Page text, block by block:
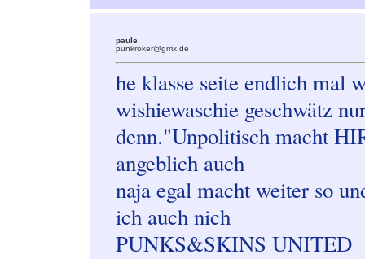
paule
punkroker@gmx.de
he klasse seite endlich mal
wishiewaschie geschwätz
denn."Unpolitisch macht
angeblich auch
naja egal macht weiter so
ich auch nich
PUNKS&SKINS UNITED